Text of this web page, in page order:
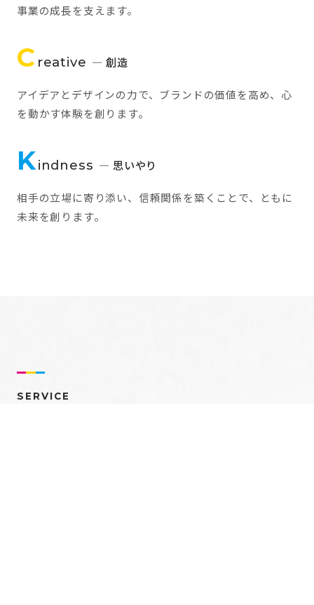
事業の成長を支えます。
C reative — 創造
アイデアとデザインの力で、ブランドの価値を高め、心
を動かす体験を創ります。
Kindness — 思いやり
相手の立場に寄り添い、信頼関係を築くことで、ともに
未来を創ります。
SERVICE